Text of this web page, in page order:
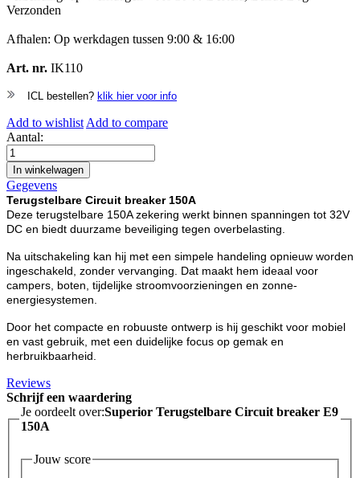
Verzonden
Afhalen: Op werkdagen tussen 9:00 & 16:00
Art. nr. IK110
ICL bestellen? klik hier voor info
Add to wishlist Add to compare
Aantal:
In winkelwagen
Gegevens
Terugstelbare Circuit breaker 150A
Deze terugstelbare 150A zekering werkt binnen spanningen tot 32V
DC en biedt duurzame beveiliging tegen overbelasting.
Na uitschakeling kan hij met een simpele handeling opnieuw worden
ingeschakeld, zonder vervanging. Dat maakt hem ideaal voor
campers, boten, tijdelijke stroomvoorzieningen en zonne-
energiesystemen.
Door het compacte en robuuste ontwerp is hij geschikt voor mobiel
en vast gebruik, met een duidelijke focus op gemak en
herbruikbaarheid.
Reviews
Schrijf een waardering
Je oordeelt over:Superior Terugstelbare Circuit breaker E9
150A
Jouw score